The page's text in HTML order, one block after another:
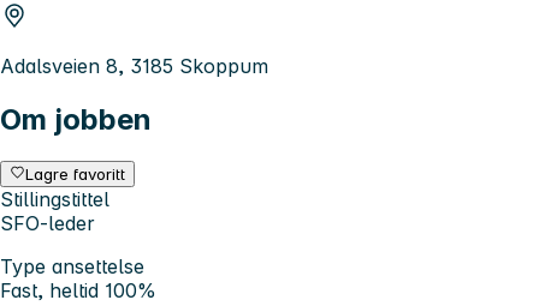
Adalsveien 8, 3185 Skoppum
Om jobben
Lagre favoritt
Stillingstittel
SFO-leder
Type ansettelse
Fast, heltid 100%